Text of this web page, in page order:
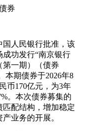
券
国人民银行批准，该
功发行“南京银行
第一期）（债券
本期债券于2026年8
币170亿元，为3年
。本次债券募集的
配结构，增加稳定
业务的开展。